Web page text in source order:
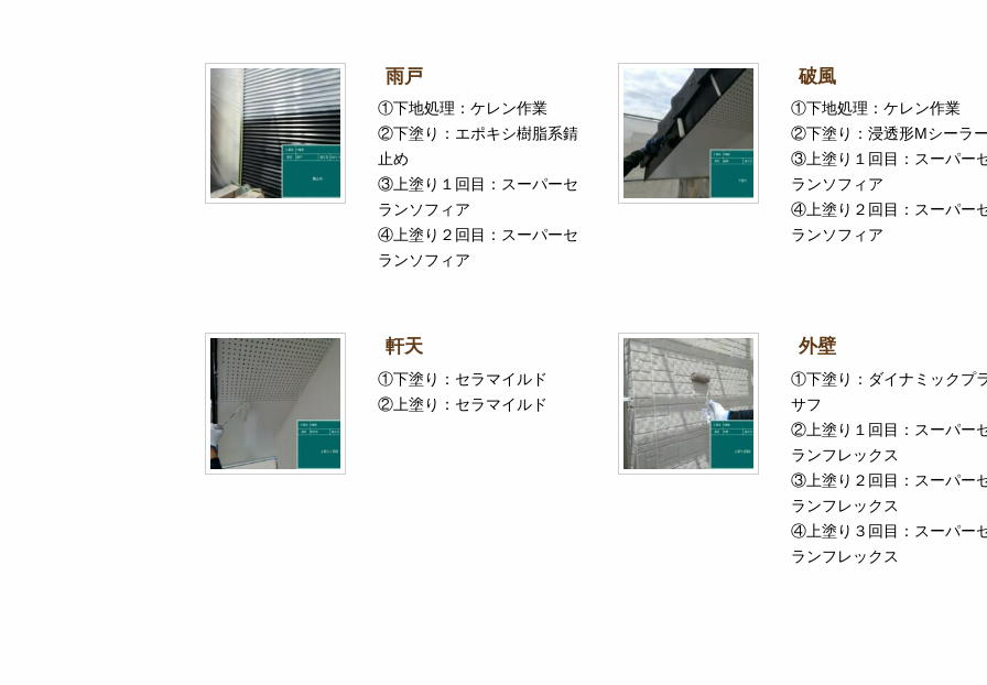
雨戸
①下地処理：ケレン作業
②下塗り：エポキシ樹脂系錆
止め
③上塗り１回目：スーパーセ
ランソフィア
④上塗り２回目：スーパーセ
ランソフィア
破風
①下地処理：ケレン作業
②下塗り：浸透形Mシーラ
③上塗り１回目：スーパー
ランソフィア
④上塗り２回目：スーパー
ランソフィア
軒天
①下塗り：セラマイルド
②上塗り：セラマイルド
外壁
①下塗り：ダイナミックプ
サフ
②上塗り１回目：スーパー
ランフレックス
③上塗り２回目：スーパー
ランフレックス
④上塗り３回目：スーパー
ランフレックス